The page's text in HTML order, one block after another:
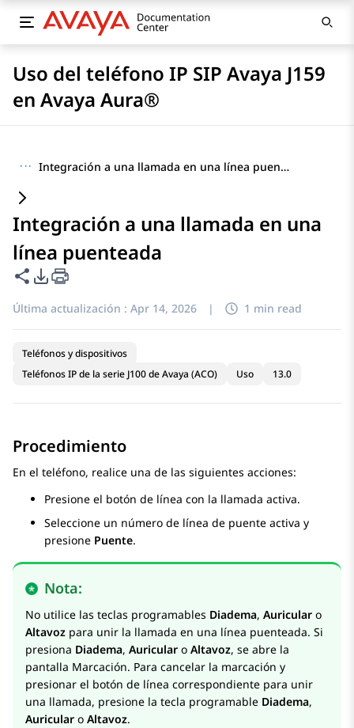
Uso del teléfono IP SIP Avaya J159
en Avaya Aura®
··· Integración a una llamada en una línea puenteada
Integración a una llamada en una
línea puenteada
Compartir esta página
Opciones de exportación de PDF
Última actualización : Apr 14, 2026 | 1 min read
Teléfonos y dispositivos
Teléfonos IP de la serie J100 de Avaya (ACO)
Uso 13.0
Procedimiento
En el teléfono, realice una de las siguientes acciones:
Presione el botón de línea con la llamada activa.
Seleccione un número de línea de puente activa y
presione Puente.
Nota:
No utilice las teclas programables Diadema, Auricular o
Altavoz para unir la llamada en una línea puenteada. Si
presiona Diadema, Auricular o Altavoz, se abre la
pantalla Marcación. Para cancelar la marcación y
presionar el botón de línea correspondiente para unir
una llamada, presione la tecla programable Diadema,
Auricular o Altavoz.